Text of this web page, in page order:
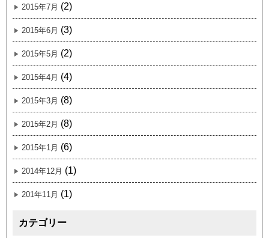
2015年7月 (2)
2015年6月 (3)
2015年5月 (2)
2015年4月 (4)
2015年3月 (8)
2015年2月 (8)
2015年1月 (6)
2014年12月 (1)
201年11月 (1)
カテゴリー